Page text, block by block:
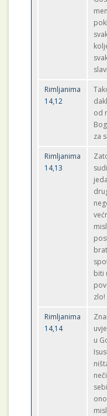
Rimljanima
14,12
od
za
Rimljanima
14,13
biti
zlo!
Rimljanima
14,14
u